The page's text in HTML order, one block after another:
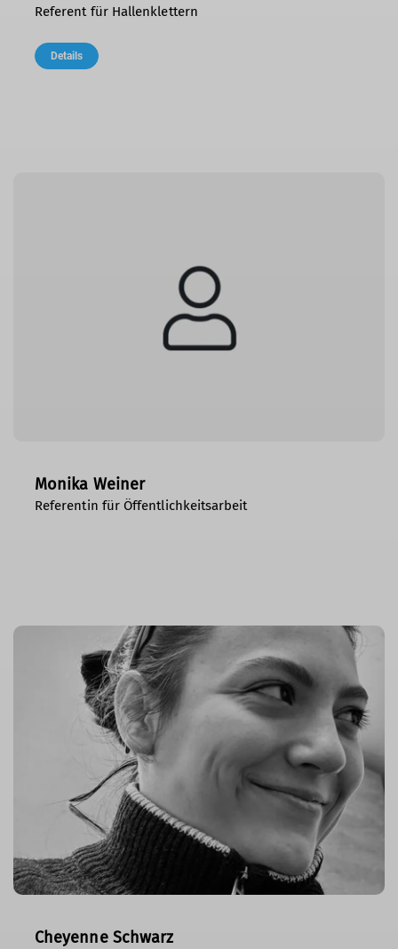
Referent für Hallenklettern
Details
Monika Weiner
Referentin für Öffentlichkeitsarbeit
Cheyenne Schwarz